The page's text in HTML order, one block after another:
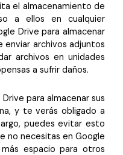
el almacenamiento de
a ellos en cualquier
Drive para almacenar
enviar archivos adjuntos
archivos en unidades
a sufrir daños.
para almacenar sus
y te verás obligado a
puedes evitar esto
no necesitas en Google
espacio para otros